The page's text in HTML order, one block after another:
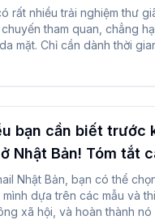
đi
rất nhiều trải nghiệm thư
tham quan, chẳng
mặt. Chỉ cần dành thời
tận hưởng chuyến đi của
bạn cần biết trước
Nhật Bản! Tóm tắt
chọn thiết kế
Nhật Bản, bạn có thể
dựa trên các mẫu và
xã hội, và hoàn thành